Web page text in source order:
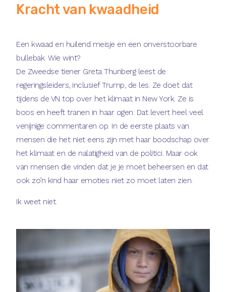
Kracht van kwaadheid
Een kwaad en huilend meisje en een onverstoorbare
bullebak. Wie wint?
De Zweedse tiener Greta Thunberg leest de
regeringsleiders, inclusief Trump, de les. Ze doet dat
tijdens de VN top over het klimaat in New York. Ze is
boos en heeft tranen in haar ogen. Dat levert heel veel
venijnige commentaren op. In de eerste plaats van
mensen die het niet eens zijn met haar boodschap over
het klimaat en de nalatigheid van de politici. Maar ook
van mensen die vinden dat je je moet beheersen en dat
ook zo’n kind haar emoties niet zo moet laten zien.
Ik weet niet.